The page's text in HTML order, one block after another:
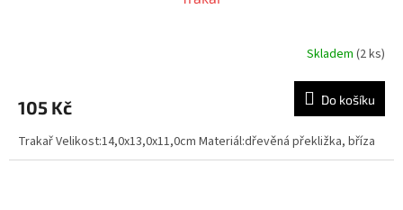
Skladem (2 ks)
105 Kč Do košíku
Trakař Velikost:14,0x13,0x11,0cm Materiál:dřevěná překližka, bříza